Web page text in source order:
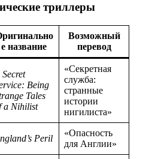
триллеры
е название
Возможный
перевод
Secret
Being
Tales
a Nihilist
«Секретная
служба:
странные
истории
нигилиста»
Peril
«Опасность
для Англии»